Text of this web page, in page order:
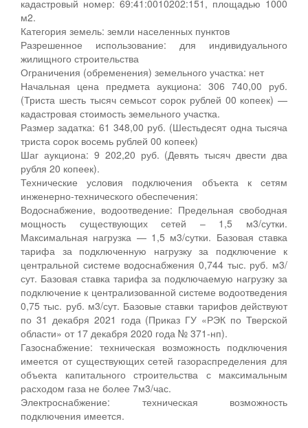
кадастровый номер: 69:41:0010202:151, площадью 1000
м2.
Категория земель: земли населенных пунктов
Разрешенное использование: для индивидуального
жилищного строительства
Ограничения (обременения) земельного участка: нет
Начальная цена предмета аукциона: 306 740,00 руб.
(Триста шесть тысяч семьсот сорок рублей 00 копеек) —
кадастровая стоимость земельного участка.
Размер задатка: 61 348,00 руб. (Шестьдесят одна тысяча
триста сорок восемь рублей 00 копеек)
Шаг аукциона: 9 202,20 руб. (Девять тысяч двести два
рубля 20 копеек).
Технические условия подключения объекта к сетям
инженерно-технического обеспечения:
Водоснабжение, водоотведение: Предельная свободная
мощность существующих сетей – 1,5 м3/сутки.
Максимальная нагрузка — 1,5 м3/сутки. Базовая ставка
тарифа за подключенную нагрузку за подключение к
центральной системе водоснабжения 0,744 тыс. руб. м3/
сут. Базовая ставка тарифа за подключаемую нагрузку за
подключение к централизованной системе водоотведения
0,75 тыс. руб. м3/сут. Базовые ставки тарифов действуют
по 31 декабря 2021 года (Приказ ГУ «РЭК по Тверской
области» от 17 декабря 2020 года № 371-нп).
Газоснабжение: техническая возможность подключения
имеется от существующих сетей газораспределения для
объекта капитального строительства с максимальным
расходом газа не более 7м3/час.
Электроснабжение: техническая возможность
подключения имеется.